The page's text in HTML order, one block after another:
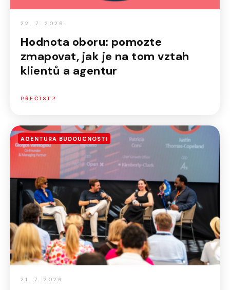
22. 7. 2026
Hodnota oboru: pomozte
zmapovat, jak je na tom vztah
klientů a agentur
PŘEČÍST
AGENTURA BUDOUCNOSTI
21. 7. 2026